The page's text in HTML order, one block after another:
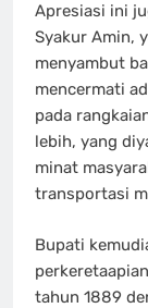
Apresiasi ini
Syakur Amin,
menyambut
mencermati
pada
lebih, yang
minat
transportasi
Bupati
tahun 1889